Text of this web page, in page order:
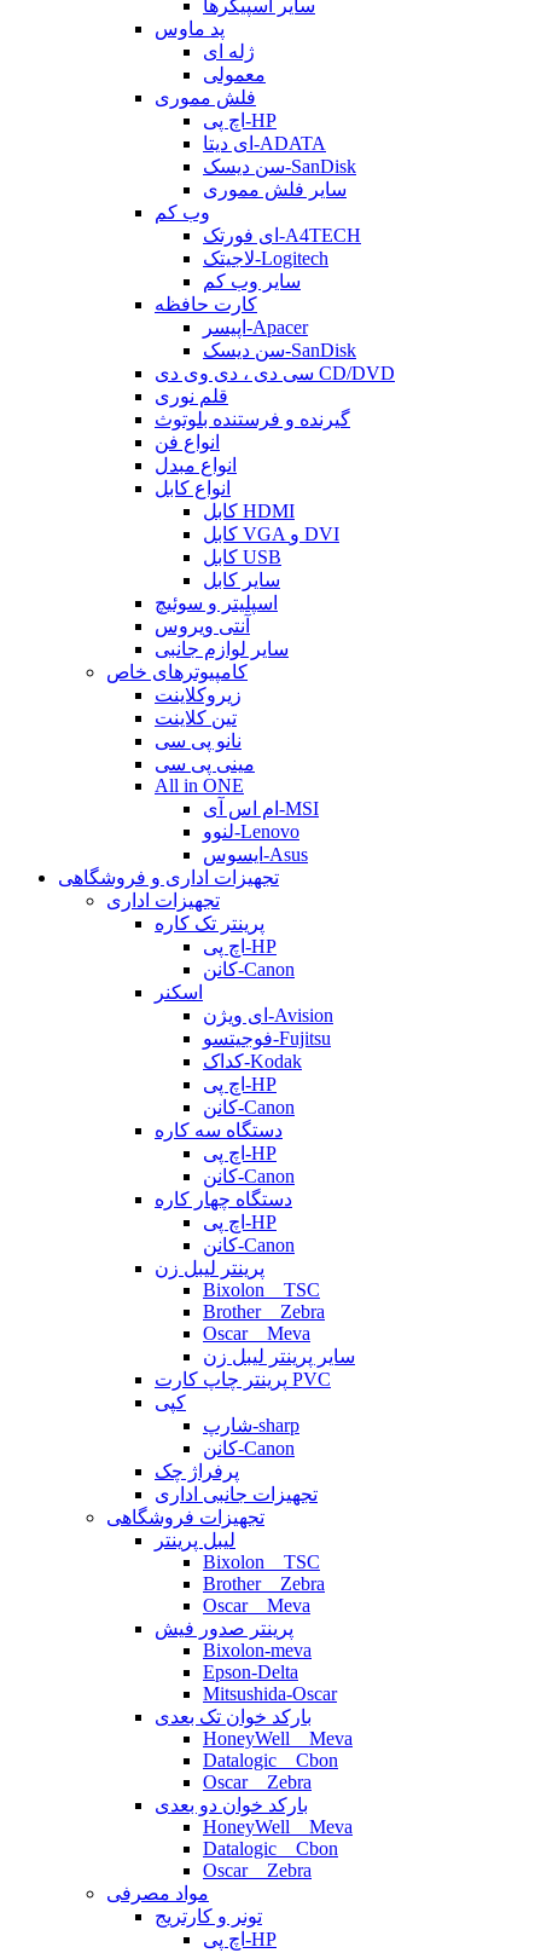
سایر اسپیکرها
پد ماوس
ژله ای
معمولی
فلش مموری
اچ پی-HP
ای دیتا-ADATA
سن دیسک-SanDisk
سایر فلش مموری
وب کم
ای فورتک-A4TECH
لاجیتک-Logitech
سایر وب کم
کارت حافظه
اپیسر-Apacer
سن دیسک-SanDisk
سی دی ، دی وی دی CD/DVD
قلم نوری
گیرنده و فرستنده بلوتوث
انواع فن
انواع مبدل
انواع کابل
کابل HDMI
کابل VGA و DVI
کابل USB
سایر کابل
اسپلیتر و سوئیچ
آنتی ویروس
سایر لوازم جانبی
کامپیوترهای خاص
زیروکلاینت
تین کلاینت
نانو پی سی
مینی پی سی
All in ONE
ام اس آی-MSI
لنوو-Lenovo
ایسوس-Asus
تجهیزات اداری و فروشگاهی
تجهیزات اداری
پرینتر تک کاره
اچ پی-HP
کانن-Canon
اسکنر
ای ویژن-Avision
فوجیتسو-Fujitsu
کداک-Kodak
اچ پی-HP
کانن-Canon
دستگاه سه کاره
اچ پی-HP
کانن-Canon
دستگاه چهار کاره
اچ پی-HP
کانن-Canon
پرینتر لیبل زن
Bixolon _ TSC
Brother _ Zebra
Oscar _ Meva
سایر پرینتر لیبل زن
پرینتر چاپ کارت PVC
کپی
شارپ-sharp
کانن-Canon
پرفراژ چک
تجهیزات جانبی اداری
تجهیزات فروشگاهی
لیبل پرینتر
Bixolon _ TSC
Brother _ Zebra
Oscar _ Meva
پرینتر صدور فیش
Bixolon-meva
Epson-Delta
Mitsushida-Oscar
بارکد خوان تک بعدی
HoneyWell _ Meva
Datalogic _ Cbon
Oscar _ Zebra
بارکد خوان دو بعدی
HoneyWell _ Meva
Datalogic _ Cbon
Oscar _ Zebra
مواد مصرفی
تونر و کارتریج
اچ پی-HP